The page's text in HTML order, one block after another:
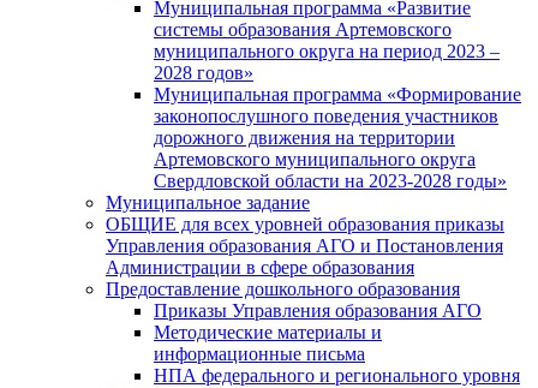
Муниципальная программа «Развитие
системы образования Артемовского
муниципального округа на период 2023 –
2028 годов»
Муниципальная программа «Формирование
законопослушного поведения участников
дорожного движения на территории
Артемовского муниципального округа
Свердловской области на 2023-2028 годы»
Муниципальное задание
ОБЩИЕ для всех уровней образования приказы
Управления образования АГО и Постановления
Администрации в сфере образования
Предоставление дошкольного образования
Приказы Управления образования АГО
Методические материалы и
информационные письма
НПА федерального и регионального уровня